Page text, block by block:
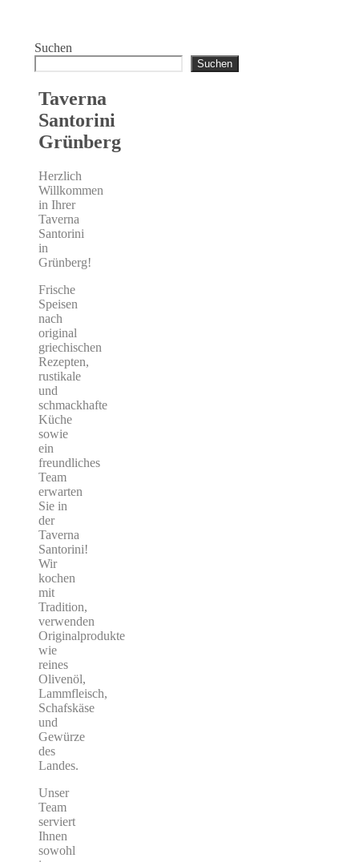
Suchen
Suchen
Taverna
Santorini
Grünberg
Herzlich
Willkommen
in Ihrer
Taverna
Santorini
in
Grünberg!
Frische
Speisen
nach
original
griechischen
Rezepten,
rustikale
und
schmackhafte
Küche
sowie
ein
freundliches
Team
erwarten
Sie in
der
Taverna
Santorini!
Wir
kochen
mit
Tradition,
verwenden
Originalprodukte
wie
reines
Olivenöl,
Lammfleisch,
Schafskäse
und
Gewürze
des
Landes.
Unser
Team
serviert
Ihnen
sowohl